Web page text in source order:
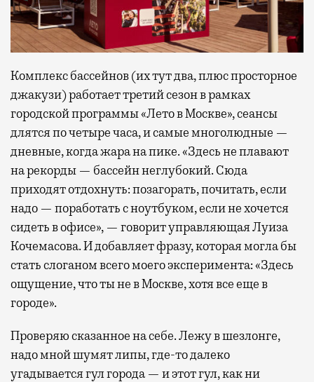
Комплекс бассейнов (их тут два, плюс просторное
джакузи) работает третий сезон в рамках
городской программы «Лето в Москве», сеансы
длятся по четыре часа, и самые многолюдные —
дневные, когда жара на пике. «Здесь не плавают
на рекорды — бассейн неглубокий. Сюда
приходят отдохнуть: позагорать, почитать, если
надо — поработать с ноутбуком, если не хочется
сидеть в офисе», — говорит управляющая Луиза
Кочемасова. И добавляет фразу, которая могла бы
стать слоганом всего моего эксперимента: «Здесь
ощущение, что ты не в Москве, хотя все еще в
городе».
Проверяю сказанное на себе. Лежу в шезлонге,
надо мной шумят липы, где-то далеко
угадывается гул города — и этот гул, как ни